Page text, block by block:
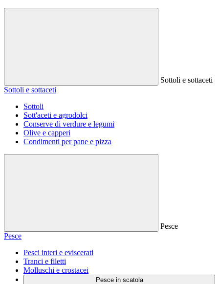
Sottoli e sottaceti
Sottoli e sottaceti
Sottoli
Sott'aceti e agrodolci
Conserve di verdure e legumi
Olive e capperi
Condimenti per pane e pizza
Pesce
Pesce
Pesci interi e eviscerati
Tranci e filetti
Molluschi e crostacei
Pesce in scatola